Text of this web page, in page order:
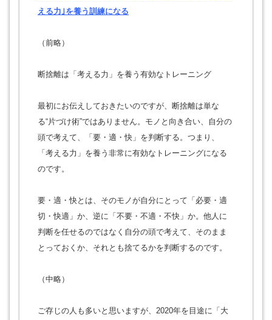
える力｣を養う訓練になる
（前略）
断捨離は「考える力」を養う有効なトレーニング
最初にお伝えしておきたいのですが、断捨離は単な
る“片づけ術”ではありません。モノと向き合い、自分の
頭で考えて、「要・適・快」を判断する。つまり、
「考える力」を養う非常に有効なトレーニングになる
のです。
要・適・快とは、そのモノが自分にとって「必要・適
切・快適」か、逆に「不要・不適・不快」か。他人に
判断を任せるのではなく自分の頭で考えて、そのまま
とっておくか、それとも捨てるかを判断するのです。
（中略）
ご存じの人も多いと思いますが、2020年を目途に「大